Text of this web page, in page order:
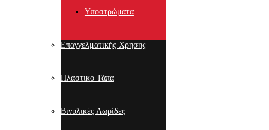
Υποστρώματα
Επαγγελματικής Χρήσης
Πλαστικό Τάπα
Βινυλικές Λωρίδες